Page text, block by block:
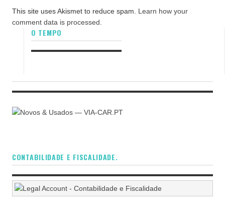
This site uses Akismet to reduce spam. Learn how your
comment data is processed.
O TEMPO
CONTABILIDADE E FISCALIDADE.